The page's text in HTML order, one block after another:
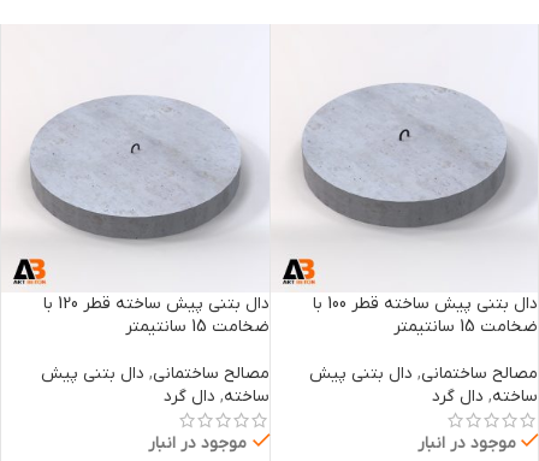
دال بتنی پیش ساخته قطر 100 با
ضخامت 15 سانتیمتر
مصالح ساختمانی, دال بتنی پیش
ساخته, دال گرد
موجود در انبار
دال بتنی پیش ساخته قطر 120 با
ضخامت 15 سانتیمتر
مصالح ساختمانی, دال بتنی پیش
ساخته, دال گرد
موجود در انبار